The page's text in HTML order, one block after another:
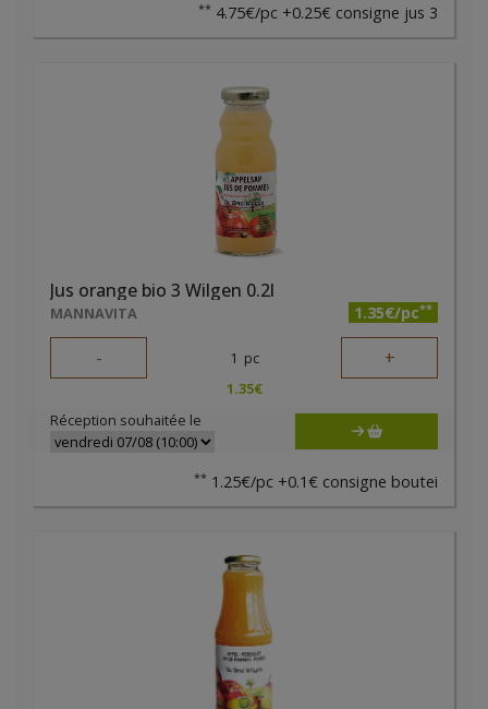
** 4.75€/pc +0.25€ consigne jus 3
Jus orange bio 3 Wilgen 0.2l
MANNAVITA 1.35€/pc**
- 1 pc +
1.35€
Réception souhaitée le
** 1.25€/pc +0.1€ consigne boutei